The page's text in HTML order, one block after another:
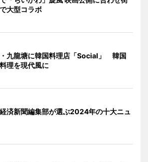
大型コラボ
九龍塘に韓国料理店「Social」 韓国
理を現代風に
済新聞編集部が選ぶ2024年の十大ニュ